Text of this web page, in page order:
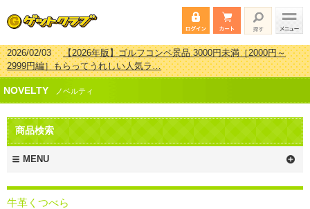
2026/02/03【2026年版】ゴルフコンペ景品 3000円未満［2000円～
2999円編］もらってうれしい人気ラ…
2026/07/15【2026年版】ビンゴゲーム景品おすすめ金額別人気ランキ
ング 更新しました！
2026/04/03【2026年版】ゴルフコンペ景品 3000円未満［2000円～
2999円編］もらってうれしい人気ラ…
2026/02/16
新しました！
NOVELTY ノベルティ
商品検索
MENU
牛革くつべら